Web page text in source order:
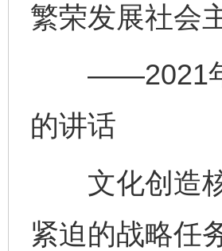
繁荣发展社会
——2021年9
的讲话
文化创造核
紧迫的战略任